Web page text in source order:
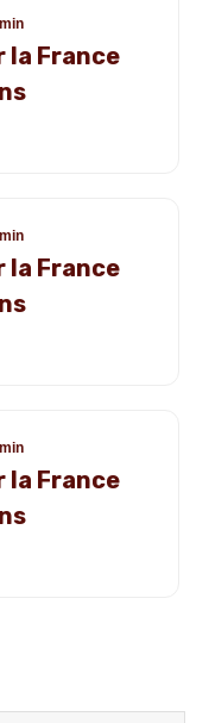
la France
la France
la France